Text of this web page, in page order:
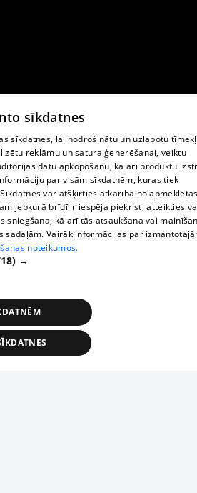
sīkdatnes
sīkdatnes, lai nodrošinātu un uzlabotu
reklāmu un satura ģenerēšanai, veiktu
datu apkopošanu, kā arī produktu
par visām sīkdatnēm, kuras tiek
var atšķirties atkarībā no
jebkurā brīdī ir iespēja piekrist, atteikties
sniegšana, kā arī tās atsaukšana vai
sadaļām. Vairāk informācijas par
noteikumos.
→